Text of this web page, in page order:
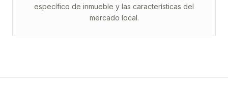
específico de inmueble y las características del
mercado local.